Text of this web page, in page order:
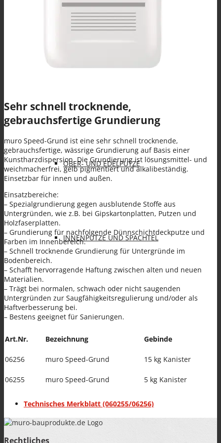
Spezialanwendungen
OBER- UND EDELPUTZE
INNENPUTZE UND SPACHTEL
FARBEN
SANIERPUTZSYSTEM UND
Sehr schnell trocknende,
gebrauchsfertige Grundierung
muro Speed-Grund ist eine sehr schnell trocknende,
gebrauchsfertige, wässrige Grundierung auf Basis einer
Kunstharzdispersion. Die Grundierung ist lösungsmittel- und
weichmacherfrei, gelb pigmentiert und alkalibeständig.
Einsetzbar für innen und außen.
Einsatzbereiche:
– Spezialgrundierung gegen ausblutende Stoffe aus
Untergründen, wie z.B. bei Gipskartonplatten, Putzen und
Holzfaserplatten.
– Grundierung für nachfolgende Dünnschichtdeckputze und
Farben im Innenbereich.
– Schnell trocknende Grundierung für Untergründe im
Bodenbereich.
– Schafft hervorragende Haftung zwischen alten und neuen
Materialien.
– Trägt bei normalen, schwach oder nicht saugenden
Untergründen zur Saugfähigkeitsregulierung und/oder als
Haftverbesserung bei.
– Bestens geeignet für Sanierungen.
Art.Nr. Bezeichnung Gebinde
06256 muro Speed-Grund 15 kg Kanister
06255 muro Speed-Grund 5 kg Kanister
Technisches Merkblatt (060255/06256)
Rechtliches